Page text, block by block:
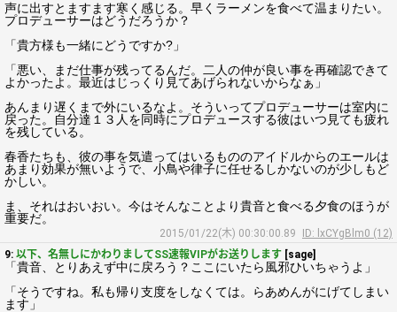
声に出すとますます寒く感じる。早くラーメンを食べて温まりたい。
プロデューサーはどうだろうか？
「貴方様も一緒にどうですか?」
「悪い、まだ仕事が残ってるんだ。二人の仲が良い事を再確認できて
よかったよ。最近はじっくり見てあげられないからなぁ」
あんまり遅くまで外にいるなよ。そういってプロデューサーは室内に
戻った。自分達１３人を同時にプロデュースする彼はいつ見ても疲れ
を残している。
春香たちも、彼の事を気遣ってはいるもののアイドルからのエールは
あまり効果が無いようで、小鳥や律子に任せるしかないのが少しもど
かしい。
ま、それはおいおい。今はそんなことより貴音と食べる夕食のほうが
重要だ。
2015/01/22(木) 00:30:00.89
ID: lxCYgBlm0 (12)
9: 以下、名無しにかわりましてSS速報VIPがお送りします [sage]
「貴音、とりあえず中に戻ろう？ここにいたら風邪ひいちゃうよ」
「そうですね。私も帰り支度をしなくては。らあめんがにげてしまい
ます」